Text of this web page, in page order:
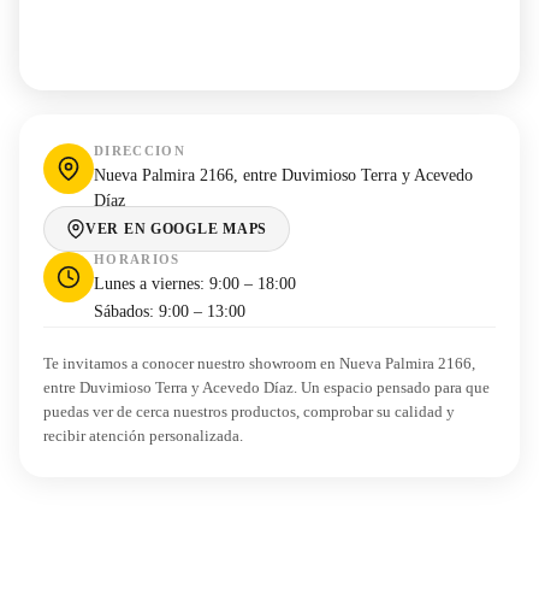
DIRECCION
Nueva Palmira 2166, entre Duvimioso Terra y Acevedo
Díaz
VER EN GOOGLE MAPS
HORARIOS
Lunes a viernes: 9:00 – 18:00
Sábados: 9:00 – 13:00
Te invitamos a conocer nuestro showroom en Nueva Palmira 2166,
entre Duvimioso Terra y Acevedo Díaz. Un espacio pensado para que
puedas ver de cerca nuestros productos, comprobar su calidad y
recibir atención personalizada.